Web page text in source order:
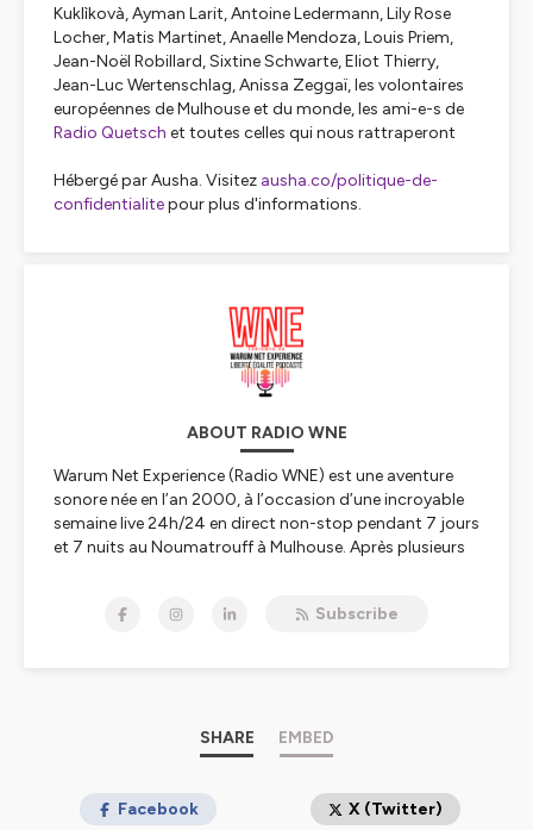
Kuklìkovà, Ayman Larit, Antoine Ledermann, Lily Rose
Locher, Matis Martinet, Anaelle Mendoza, Louis Priem,
Jean-Noël Robillard, Sixtine Schwarte, Eliot Thierry,
Jean-Luc Wertenschlag, Anissa Zeggaï, les volontaires
européennes de Mulhouse et du monde, les ami-e-s de
Radio Quetsch et toutes celles qui nous rattraperont
Hébergé par Ausha. Visitez ausha.co/politique-de-
confidentialitepour plus d'informations.
ABOUT RADIO WNE
Warum Net Experience (Radio WNE) est une aventure
sonore née en l’an 2000, à l’occasion d’une incroyable
semaine live 24h/24 en direct non-stop pendant 7 jours
et 7 nuits au Noumatrouff à Mulhouse. Après plusieurs
aux médias, à l'information, au numérique et à l'IA, les
citoyens ou décalés pour refaire le monde – et
réinventer Mulhouse capitale du monde ;-)
Tous nos lienslinktr.ee/radiowne.eu
Subscribe
SHARE EMBED
Facebook X (Twitter)